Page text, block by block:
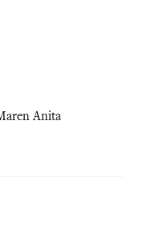
Anita